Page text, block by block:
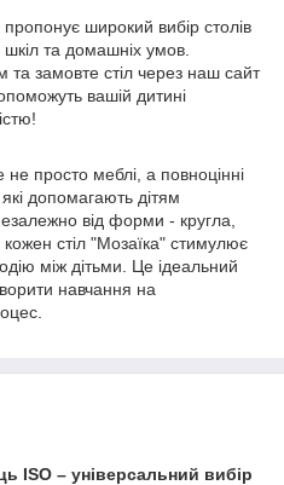
широкий вибір столів
та домашніх умов.
та замовте стіл через наш сайт
вашій дитині
просто меблі, а повноцінні
допомагають дітям
від форми - кругла,
стіл "Мозаїка" стимулює
між дітьми. Це ідеальний
навчання на
ISO – універсальний вибір